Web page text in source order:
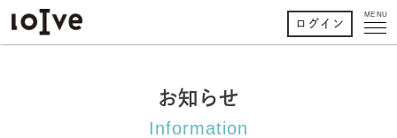
MENU
ログイン
お知らせ
Information